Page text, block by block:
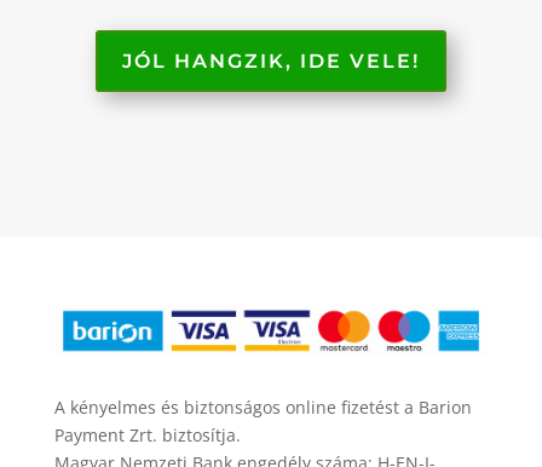
JÓL HANGZIK, IDE VELE!
A kényelmes és biztonságos online fizetést a Barion
Payment Zrt. biztosítja.